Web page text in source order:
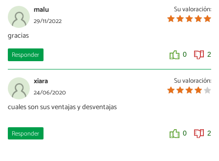
Su valoración:
malu
29/11/2022
gracias
Responder 0 2
Su valoración:
xiara
24/06/2020
cuales son sus ventajas y desventajas
Responder 0 2